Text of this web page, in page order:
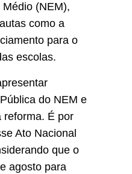
(NEM),
como a
para o
escolas.
do NEM e
reforma. É por
Ato Nacional
que o
agosto para